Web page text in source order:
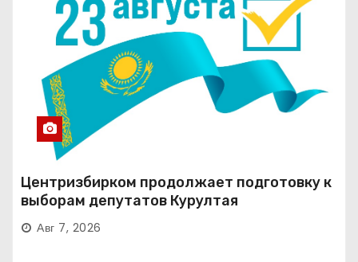
Центризбирком продолжает подготовку к
выборам депутатов Курултая
Авг 7, 2026